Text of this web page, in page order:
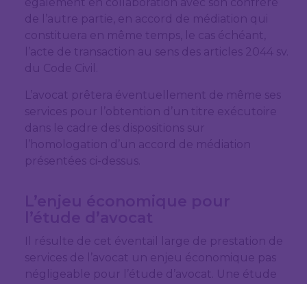
de l’autre partie, en accord de médiation qui
constituera en même temps, le cas échéant,
l’acte de transaction au sens des articles 2044 sv.
du Code Civil.
L’avocat prêtera éventuellement de même ses
services pour l’obtention d’un titre exécutoire
dans le cadre des dispositions sur
l’homologation d’un accord de médiation
présentées ci-dessus.
Il résulte de cet éventail large de prestation de
services de l’avocat un enjeu économique pas
négligeable pour l’étude d’avocat. Une étude